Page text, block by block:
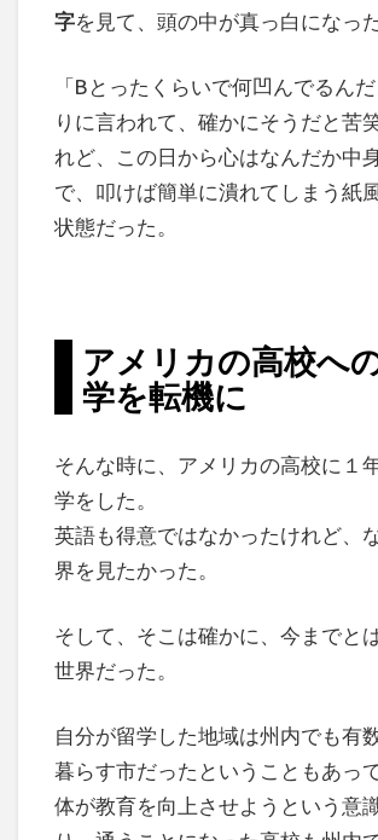
字を見て、頭の中が真っ白になった
「Bとったくらいで何凹んでるん
りに言われて、確かにそうだと苦
れど、この日から心はなんだか中
で、叩けば簡単に潰れてしまう紙
状態だった。
アメリカの高校へ
学を転機に
そんな時に、アメリカの高校に１
学をした。
英語も得意ではなかったけれど、
界を見たかった。
そして、そこは確かに、今までと
世界だった。
自分が留学した地域は州内でも有
暮らす市だったということもあっ
体が教育を向上させようという意